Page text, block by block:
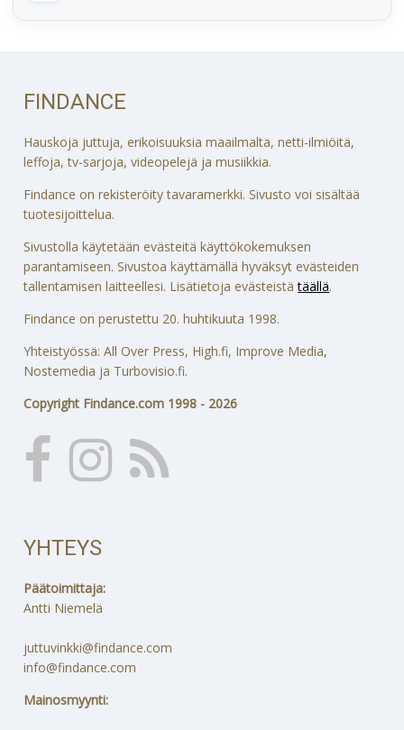
FINDANCE
Hauskoja juttuja, erikoisuuksia maailmalta, netti-ilmiöitä,
leffoja, tv-sarjoja, videopelejä ja musiikkia.
Findance on rekisteröity tavaramerkki. Sivusto voi sisältää
tuotesijoittelua.
Sivustolla käytetään evästeitä käyttökokemuksen
parantamiseen. Sivustoa käyttämällä hyväksyt evästeiden
tallentamisen laitteellesi. Lisätietoja evästeistätäällä.
Findance on perustettu 20. huhtikuuta 1998.
Yhteistyössä: All Over Press, High.fi, Improve Media,
Nostemedia ja Turbovisio.fi.
Copyright Findance.com 1998 - 2026
YHTEYS
Päätoimittaja:
Antti Niemelä
juttuvinkki@findance.com
info@findance.com
Mainosmyynti: